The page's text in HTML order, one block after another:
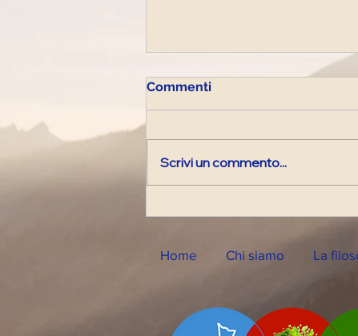
Lunedì 11 Novembre 2024
Commenti
Scrivi un commento...
Home Chi siamo La